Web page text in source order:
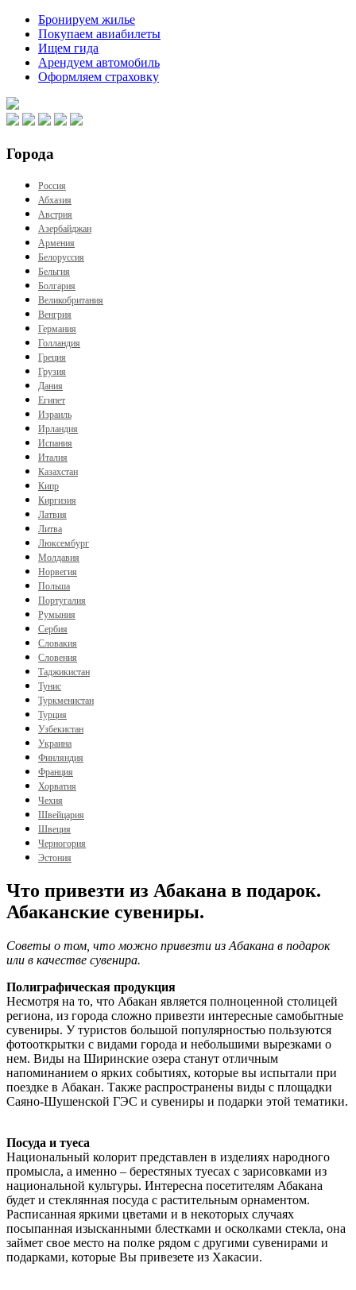
Бронируем жилье
Покупаем авиабилеты
Ищем гида
Арендуем автомобиль
Оформляем страховку
Города
Россия
Абхазия
Австрия
Азербайджан
Армения
Белоруссия
Бельгия
Болгария
Великобритания
Венгрия
Германия
Голландия
Греция
Грузия
Дания
Египет
Израиль
Ирландия
Испания
Италия
Казахстан
Кипр
Киргизия
Латвия
Литва
Люксембург
Молдавия
Норвегия
Польша
Португалия
Румыния
Сербия
Словакия
Словения
Таджикистан
Тунис
Туркменистан
Турция
Узбекистан
Украина
Финляндия
Франция
Хорватия
Чехия
Швейцария
Швеция
Черногория
Эстония
Что привезти из Абакана в подарок.
Абаканские сувениры.
Советы о том, что можно привезти из Абакана в подарок
или в качестве сувенира.
Полиграфическая продукция
Несмотря на то, что Абакан является полноценной столицей
региона, из города сложно привезти интересные самобытные
сувениры. У туристов большой популярностью пользуются
фотооткрытки с видами города и небольшими вырезками о
нем. Виды на Ширинские озера станут отличным
напоминанием о ярких событиях, которые вы испытали при
поездке в Абакан. Также распространены виды с площадки
Саяно-Шушенской ГЭС и сувениры и подарки этой тематики.
Посуда и туеса
Национальный колорит представлен в изделиях народного
промысла, а именно – берестяных туесах с зарисовками из
национальной культуры. Интересна посетителям Абакана
будет и стеклянная посуда с растительным орнаментом.
Расписанная яркими цветами и в некоторых случаях
посыпанная изысканными блестками и осколками стекла, она
займет свое место на полке рядом с другими сувенирами и
подарками, которые Вы привезете из Хакасии.